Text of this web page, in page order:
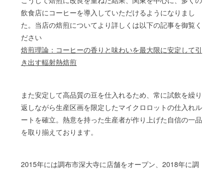
飲食店にコーヒーを導入していただけるようになりまし
た。当店の焙煎についてより詳しくは以下の記事を御覧く
ださい
焙煎理論：コーヒーの香りと味わいを最大限に安定して引
き出す輻射熱焙煎
また安定して高品質の豆を仕入れるため、常に試飲を繰り
返しながら生産区画を限定したマイクロロットの仕入れル
ートを確立。熱意を持った生産者が作り上げた自信の一品
を取り揃えております。
2015年には調布市深大寺に店舗をオープン、2018年に調